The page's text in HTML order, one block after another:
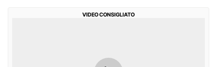
VIDEO CONSIGLIATO